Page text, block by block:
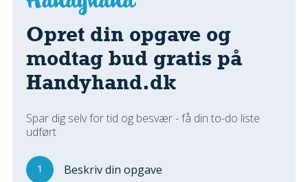
TØMRER/SNEDKER
Montage Og Nybyg
Reparation Og Vedligehold
Alt Om Køkkenet
Om Materialer
Andet
Regler Og Love
Opret din opgave og
modtag bud gratis på
Handyhand.dk
Spar dig selv for tid og besvær - få din to-do liste
udført
1 Beskriv din opgave